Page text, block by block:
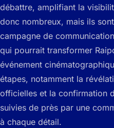
débattre, amplifiant la
donc nombreux, mais ils
campagne de
qui pourrait transformer
événement
étapes, notamment la
officielles et la confirmation
suivies de près par une
à chaque détail.